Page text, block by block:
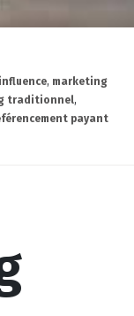
, marketing
traditionnel,
payant